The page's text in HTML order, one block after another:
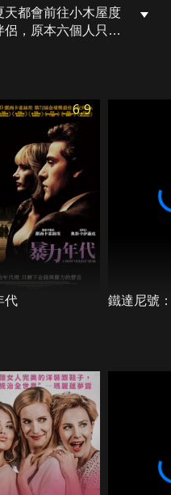
都會前往小木屋度
，原本六個人只是
並試圖找回六個人
6.9
代 鐵達尼號